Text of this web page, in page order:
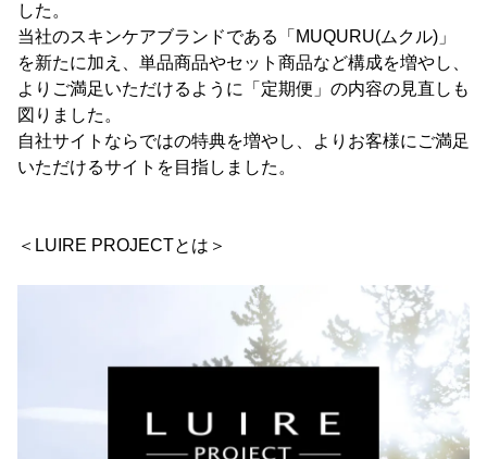
した。
当社のスキンケアブランドである「MUQURU(ムクル)」
を新たに加え、単品商品やセット商品など構成を増やし、
よりご満足いただけるように「定期便」の内容の見直しも
図りました。
自社サイトならではの特典を増やし、よりお客様にご満足
いただけるサイトを目指しました。
＜LUIRE PROJECTとは＞